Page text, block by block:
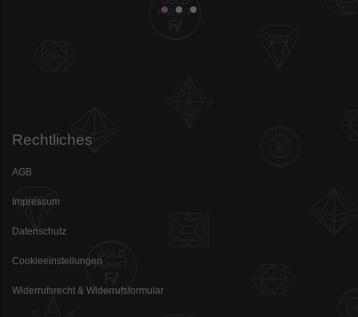
Rechtliches
AGB
Impressum
Datenschutz
Cookieeinstellungen
Widerrufsrecht & Widerrufsformular